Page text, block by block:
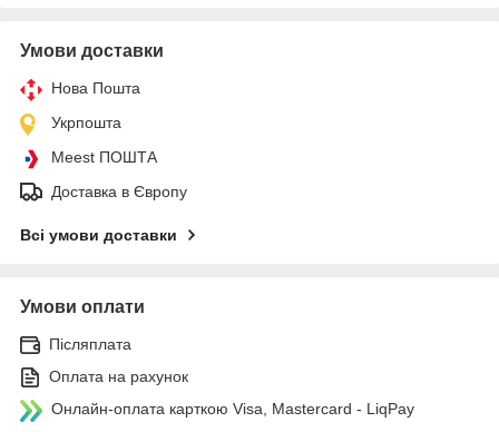
Умови доставки
Нова Пошта
Укрпошта
Meest ПОШТА
Доставка в Європу
Всі умови доставки
Умови оплати
Післяплата
Оплата на рахунок
Онлайн-оплата карткою Visa, Mastercard - LiqPay